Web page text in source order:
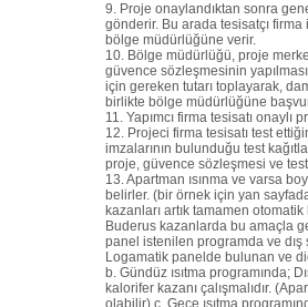
9. Proje onaylandıktan sonra
gönderir. Bu arada tesisatçı
bölge müdürlüğüne verir.
10. Bölge müdürlüğü, proje
güvence sözleşmesinin
için gereken tutarı toplayarak,
birlikte bölge müdürlüğüne
11. Yapımcı firma tesisatı onaylı
12. Projeci firma tesisatı test
imzalarının bulunduğu test
proje, güvence sözleşmesi ve test
13. Apartman ısınma ve varsa
belirler. (bir örnek için yan
kazanları artık tamamen
Buderus kazanlarda bu amaçla
panel istenilen programda ve dış
Logamatik panelde bulunan ve
b. Gündüz ısıtma programında;
kalorifer kazanı çalışmalıdır.
olabilir) c. Gece ısıtma